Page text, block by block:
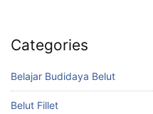
Categories
Belajar Budidaya Belut
Belut Fillet